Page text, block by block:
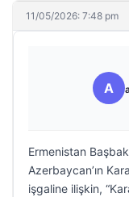
11/05/2026: 7:48 pm
A
Ermenistan
Azerbaycan’ın
işgaline ilişkin,